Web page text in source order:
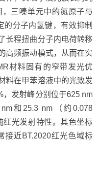
三嗪单元中的氮原子与
分子内氢键，有效抑制
长程扭曲分子内电荷转移
高频振动模式，从而在实
材料固有的窄带发光优
料在甲苯溶液中的光致发
，发射峰分别位于625 nm
和 25.3 nm （约 0.078
红光发射特性。其色坐标
接近BT.2020红光色域标